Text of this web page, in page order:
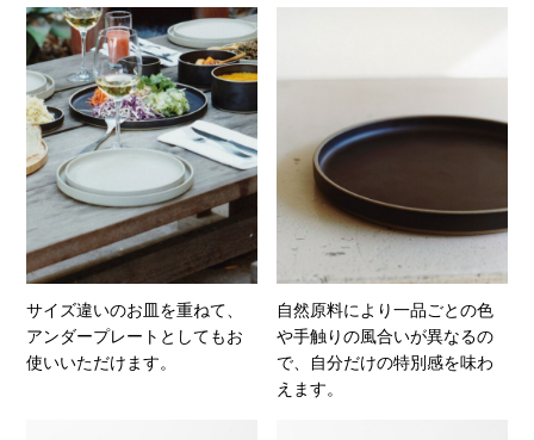
サイズ違いのお皿を重ねて、
アンダープレートとしてもお
使いいただけます。
自然原料により一品ごとの色
や手触りの風合いが異なるの
で、自分だけの特別感を味わ
えます。